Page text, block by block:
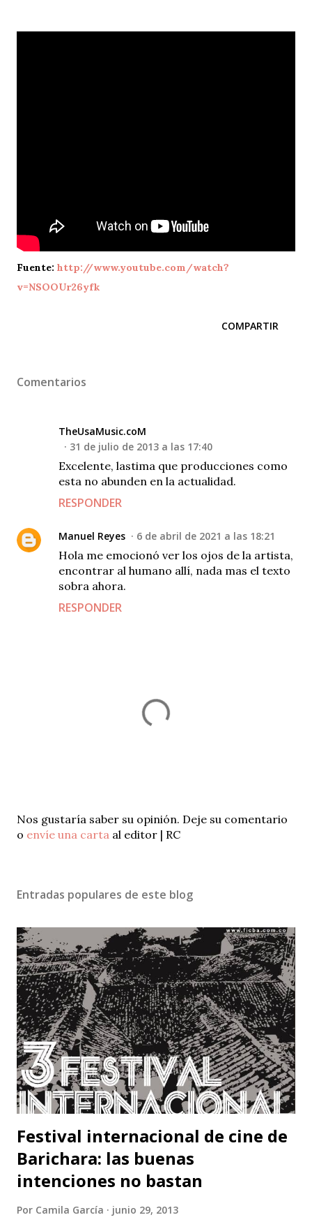
Fuente: http://www.youtube.com/watch?
v=NSOOUr26yfk
COMPARTIR
Comentarios
TheUsaMusic.coM
31 de julio de 2013 a las 17:40
Excelente, lastima que producciones como
esta no abunden en la actualidad.
RESPONDER
Manuel Reyes 6 de abril de 2021 a las 18:21
Hola me emocionó ver los ojos de la artista,
encontrar al humano allí, nada mas el texto
sobra ahora.
RESPONDER
P
u
c
r
u
n
c
o
m
e
n
t
a
r
i
o
Nos gustaría saber su opinión. Deje su comentario
o envíe una carta al editor | RC
Entradas populares de este blog
Festival internacional de cine de
Barichara: las buenas
intenciones no bastan
Por Camila García junio 29, 2013